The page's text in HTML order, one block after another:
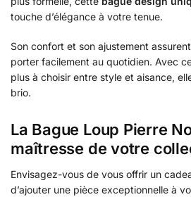
touche d’élégance à votre tenue.
Son confort et son ajustement
porter facilement au quotidien. Avec
plus à choisir entre style et aisance,
brio.
La Bague Loup Pierre
maîtresse de votre
Envisagez-vous de vous offrir un
d’ajouter une pièce exceptionnelle à